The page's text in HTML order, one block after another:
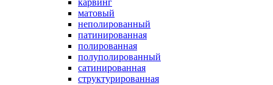
карвинг
матовый
неполированный
патинированная
полированная
полуполированный
сатинированная
структурированная